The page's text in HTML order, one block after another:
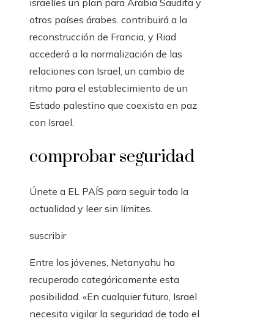
israelíes un plan para Arabia Saudita y
otros países árabes. contribuirá a la
reconstrucción de Francia, y Riad
accederá a la normalización de las
relaciones con Israel, un cambio de
ritmo para el establecimiento de un
Estado palestino que coexista en paz
con Israel.
comprobar seguridad
Únete a EL PAÍS para seguir toda la
actualidad y leer sin límites.
suscribir
Entre los jóvenes, Netanyahu ha
recuperado categóricamente esta
posibilidad. «En cualquier futuro, Israel
necesita vigilar la seguridad de todo el